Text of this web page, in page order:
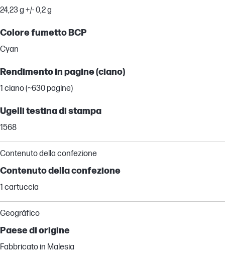
24,23 g +/- 0,2 g
Colore fumetto BCP
Cyan
Rendimento in pagine (ciano)
1 ciano (~630 pagine)
Ugelli testina di stampa
1568
Contenuto della confezione
Contenuto della confezione
1 cartuccia
Geográfico
Paese di origine
Fabbricato in Malesia